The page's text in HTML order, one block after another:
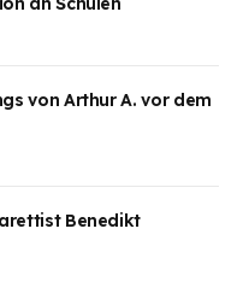
von Arthur A. vor dem
Benedikt